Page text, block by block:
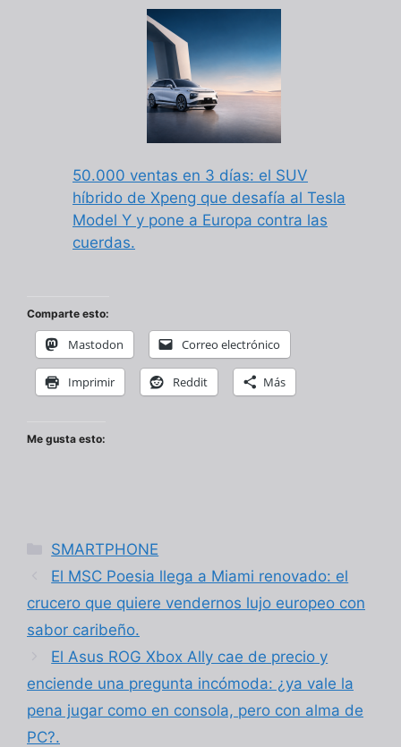
50.000 ventas en 3 días: el SUV
híbrido de Xpeng que desafía al Tesla
Model Y y pone a Europa contra las
cuerdas.
Comparte esto:
Mastodon Correo electrónico
Imprimir Reddit Más
Me gusta esto:
Categorías
SMARTPHONE
El MSC Poesia llega a Miami renovado: el
crucero que quiere vendernos lujo europeo con
sabor caribeño.
El Asus ROG Xbox Ally cae de precio y
enciende una pregunta incómoda: ¿ya vale la
pena jugar como en consola, pero con alma de
PC?.